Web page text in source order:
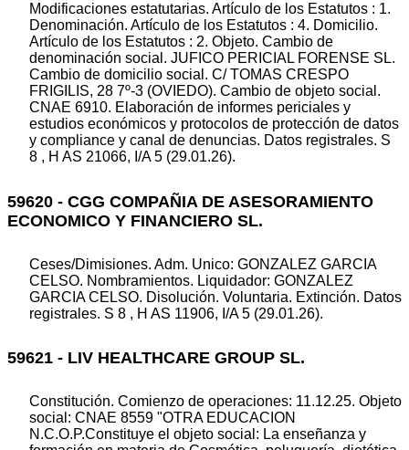
Modificaciones estatutarias. Artículo de los Estatutos : 1.
Denominación. Artículo de los Estatutos : 4. Domicilio.
Artículo de los Estatutos : 2. Objeto. Cambio de
denominación social. JUFICO PERICIAL FORENSE SL.
Cambio de domicilio social. C/ TOMAS CRESPO
FRIGILIS, 28 7º-3 (OVIEDO). Cambio de objeto social.
CNAE 6910. Elaboración de informes periciales y
estudios económicos y protocolos de protección de datos
y compliance y canal de denuncias. Datos registrales. S
8 , H AS 21066, I/A 5 (29.01.26).
59620 - CGG COMPAÑIA DE ASESORAMIENTO
ECONOMICO Y FINANCIERO SL.
Ceses/Dimisiones. Adm. Unico: GONZALEZ GARCIA
CELSO. Nombramientos. Liquidador: GONZALEZ
GARCIA CELSO. Disolución. Voluntaria. Extinción. Datos
registrales. S 8 , H AS 11906, I/A 5 (29.01.26).
59621 - LIV HEALTHCARE GROUP SL.
Constitución. Comienzo de operaciones: 11.12.25. Objeto
social: CNAE 8559 "OTRA EDUCACION
N.C.O.P.Constituye el objeto social: La enseñanza y